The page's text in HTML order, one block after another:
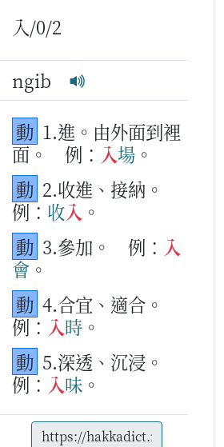
入/0/2
ngib
動 1.進。由外面到裡
面。
例： 入場 。
動 2.收進、接納。
例： 收入 。
動 3.參加。 例： 入
會。
動 4.合宜、適合。
例： 入時 。
動 5.深透、沉浸。
例： 入味 。